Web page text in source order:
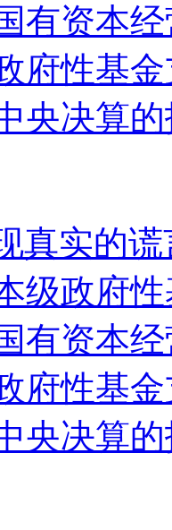
有资本
府性基
央决算
真实的
级政府
有资本
府性基
央决算